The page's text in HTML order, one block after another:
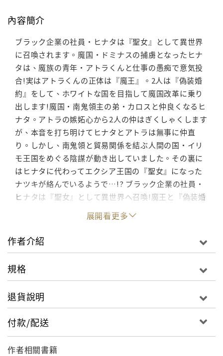
內容簡介
ブラック企業の社員・ヒナタは『聖女』として異世界
に召喚されます。魔国・ドミナスの捕虜となったヒナ
タは、魔族の青年・アトラくんと仕事の愚痴で意気投
合!実はアトラくんの正体は『魔王』。2人は『偽装婚
約』をして、ホワイトな国を目指して魔国改革に乗り
出します!魔国・南鬼領主の弟・カロスと仲良くなるヒ
ナタ。アトラの嫉妬心から2人の仲はぎくしゃくします
が、本音を打ち明けてヒナタとアトラは無事に仲直
り。しかし、南鬼領と貿易関係を結ぶ人間の国・イリ
モ王国をめぐる陰謀が動き出していました。その裏に
はヒナタに代わってエクシア王国の『聖女』になった
ナツキが絡んでいるようで…!? ブラック企業の社員・
ヒナタは『聖女』として異世界へ召喚!魔王と『偽装婚
約』することになり…。ウソから始まる恋愛ファンタ
展開看更多
作者介紹
規格
退貨說明
付款/配送
作者相關書籍